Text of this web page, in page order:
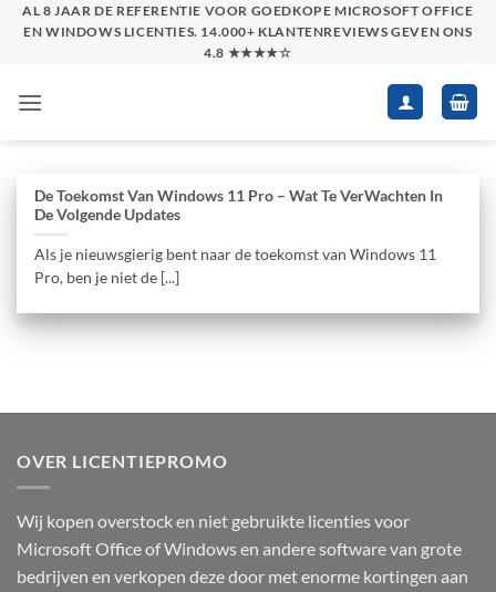
SkipAL 8 JAAR DE REFERENTIE VOOR GOEDKOPE MICROSOFT OFFICE
EN WINDOWS LICENTIES. 14.000+ KLANTENREVIEWS GEVEN ONS
4.8 ★★★★☆
De Toekomst Van Windows 11 Pro – Wat Te VerWachten In
De Volgende Updates
Als je nieuwsgierig bent naar de toekomst van Windows 11
Pro, ben je niet de [...]
OVER LICENTIEPROMO
Wij kopen overstock en niet gebruikte licenties voor
Microsoft Office of Windows en andere software van grote
bedrijven en verkopen deze door met enorme kortingen aan